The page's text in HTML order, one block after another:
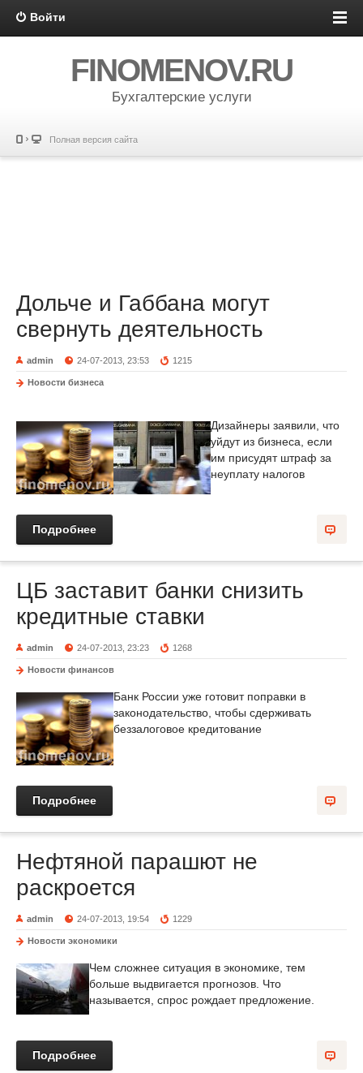
Войти
FINOMENOV.RU
Бухгалтерские услуги
Полная версия сайта
Дольче и Габбана могут
свернуть деятельность
admin 24-07-2013, 23:53 1215
Новости бизнеса
Дизайнеры заявили, что
уйдут из бизнеса, если
им присудят штраф за
неуплату налогов
Подробнее
ЦБ заставит банки снизить
кредитные ставки
admin 24-07-2013, 23:23 1268
Новости финансов
Банк России уже готовит поправки в
законодательство, чтобы сдерживать
беззалоговое кредитование
Подробнее
Нефтяной парашют не
раскроется
admin 24-07-2013, 19:54 1229
Новости экономики
Чем сложнее ситуация в экономике, тем
больше выдвигается прогнозов. Что
называется, спрос рождает предложение.
Подробнее